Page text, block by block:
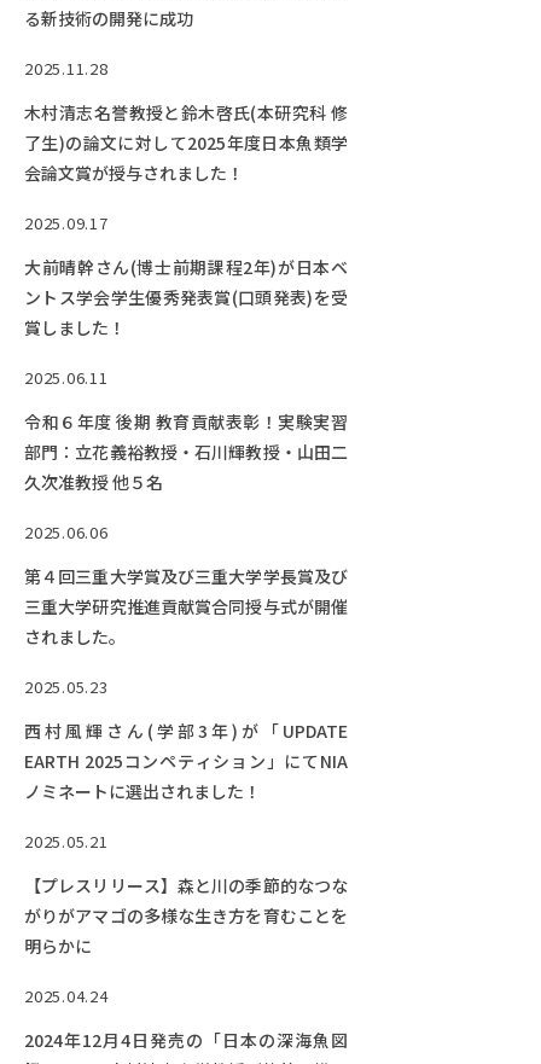
る新技術の開発に成功
2025.11.28
木村清志名誉教授と鈴木啓氏(本研究科 修
了生)の論文に対して2025年度日本魚類学
会論文賞が授与されました！
2025.09.17
大前晴幹さん(博士前期課程2年)が日本ベ
ントス学会学生優秀発表賞(口頭発表)を受
賞しました！
2025.06.11
令和６年度 後期 教育貢献表彰！実験実習
部門：立花義裕教授・石川輝教授・山田二
久次准教授 他５名
2025.06.06
第４回三重大学賞及び三重大学学長賞及び
三重大学研究推進貢献賞合同授与式が開催
されました。
2025.05.23
西村風輝さん(学部3年)が「UPDATE
EARTH 2025コンペティション」にてNIA
ノミネートに選出されました！
2025.05.21
【プレスリリース】森と川の季節的なつな
がりがアマゴの多様な生き方を育むことを
明らかに
2025.04.24
2024年12月4日発売の「日本の深海魚図